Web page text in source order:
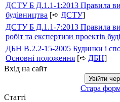
ДСТУ Б Д.1.1-1:2013 Правила
будівництва [➪ ДСТУ]
ДСТУ Б Д.1.1-7:2013 Правила
робіт та експертизи проектів
ДБН В.2.2-15-2005 Будинки і
Основні положення [➪ ДБН]
Вхід на сайт
Увійти
Стара
Статті